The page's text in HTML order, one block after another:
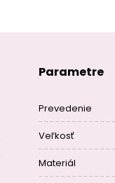
Parametre
Prevedenie
Veľkosť
Materiál